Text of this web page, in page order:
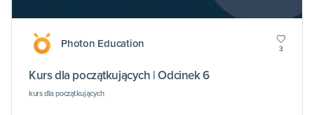
Photon Education 3
Kurs dla początkujących | Odcinek 6
kurs dla początkujących